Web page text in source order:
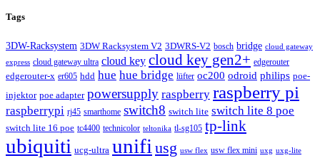
Tags
3DW-Racksystem 3DW Racksystem V2 3DWRS-V2 bosch bridge cloud gateway
express cloud gateway ultra cloud key cloud key gen2+ edgerouter
edgerouter-x er605 hdd hue hue bridge lüfter oc200 odroid philips poe-
injektor poe adapter powersupply raspberry raspberry pi
raspberrypi rj45 smarthome switch8 switch lite switch lite 8 poe
switch lite 16 poe tc4400 technicolor teltonika tl-sg105 tp-link
ubiquiti ucg-ultra unifi usg usw flex usw flex mini uxg uxg-lite